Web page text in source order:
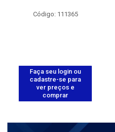
Código: 111365
Faça seu login ou
cadastre-se para
ver preços e
comprar